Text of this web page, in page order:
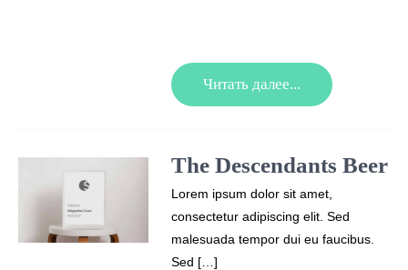
Читать далее...
The Descendants Beer
Lorem ipsum dolor sit amet,
consectetur adipiscing elit. Sed
malesuada tempor dui eu faucibus.
Sed […]